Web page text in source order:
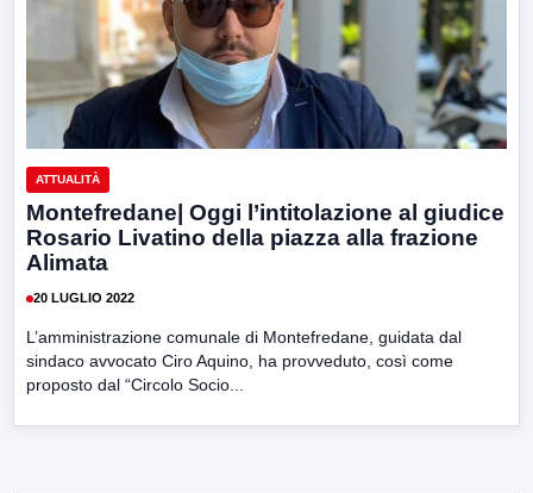
ATTUALITÀ
Montefredane| Oggi l’intitolazione al giudice
Rosario Livatino della piazza alla frazione
Alimata
20 LUGLIO 2022
L’amministrazione comunale di Montefredane, guidata dal
sindaco avvocato Ciro Aquino, ha provveduto, così come
proposto dal “Circolo Socio...